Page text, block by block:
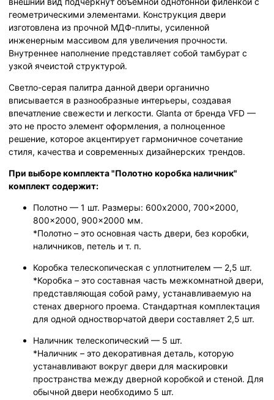
геометрическими элементами. Конструкция двери
изготовлена из прочной МДФ-плиты, усиленной
инженерным массивом для увеличения прочности.
Внутреннее наполнение представляет собой тамбурат с
узкой ячеистой структурой.
Светло-серая палитра данной двери органично
вписывается в разнообразные интерьеры, создавая
впечатление свежести и легкости. Glanta от бренда VFD —
это не просто элемент оформления, а полноценное
решение, которое акцентирует гармоничное сочетание
стиля, качества и современных дизайнерских трендов.
При выборе комплекта "Полотно коробка наличник"
комплект содержит:
Полотно — 1 шт. Размеры: 600x2000, 700x2000,
800x2000, 900x2000 мм.
*Полотно – это основная часть двери, без коробки,
наличников, петель и т. п.
Коробка телескопическая с уплотнителем — 2,5 шт.
*Коробка – это составная часть межкомнатной двери,
представляющая собой раму, устанавливаемую на
стенах дверного проема. Стандартная комплектация
для одной одностворчатой двери составляет 2,5 шт.
Наличник телескопический — 5 шт.
*Наличник – это декоративная деталь, которую
устанавливают вокруг двери для маскировки
пространства между дверной коробкой и стеной. Для
обычной двери необходимо 5 шт.